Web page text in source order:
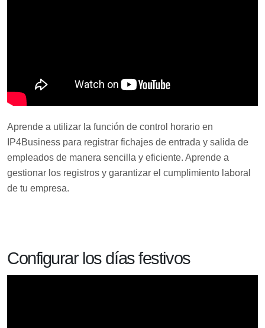
Aprende a utilizar la función de control horario en
IP4Business para registrar fichajes de entrada y salida de
empleados de manera sencilla y eficiente. Aprende a
gestionar los registros y garantizar el cumplimiento laboral
de tu empresa.
Configurar los días festivos